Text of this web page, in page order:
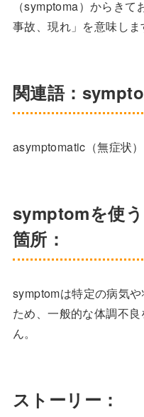
（symptoma）からきて
事故、現れ」を意味しま
関連語：
asymptomatic（無症状
symptomを使
箇所：
symptomは特定の病気
ため、一般的な体調不
ん。
ストーリー：